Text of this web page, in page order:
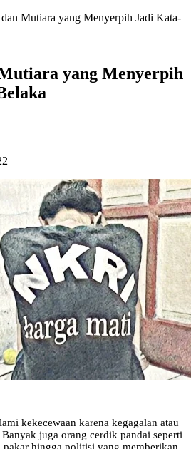
Mutiara yang Menyerpih Jadi Kata-
yang Menyerpih
kekecewaan karena kegagalan atau
juga orang cerdik pandai seperti